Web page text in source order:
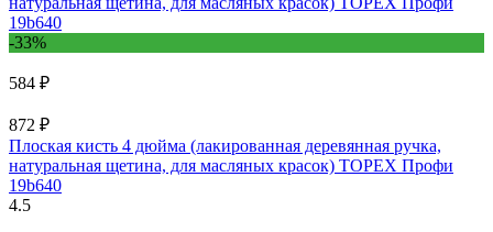
-33%
584 ₽
872 ₽
Плоская кисть 4 дюйма (лакированная деревянная ручка,
натуральная щетина, для масляных красок) TOPEX Профи
19b640
4.5